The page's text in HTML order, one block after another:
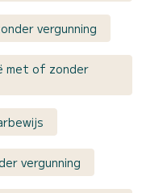
vergunning
met of zonder
vergunning